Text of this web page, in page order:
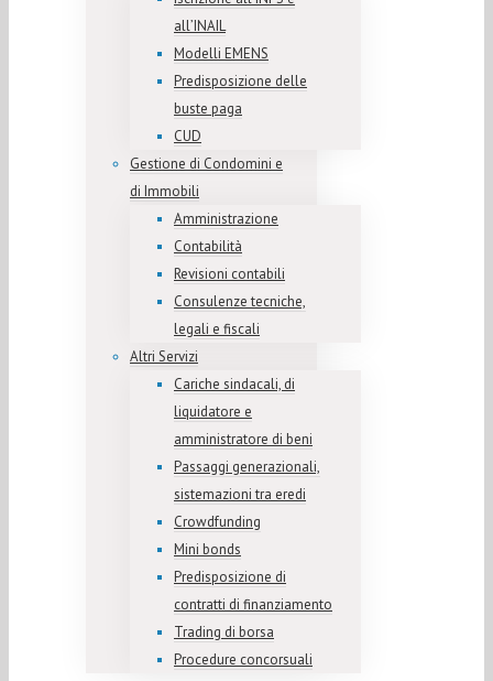
all’INAIL
Modelli EMENS
Predisposizione delle
buste paga
CUD
Gestione di Condomini e
di Immobili
Amministrazione
Contabilità
Revisioni contabili
Consulenze tecniche,
legali e fiscali
Altri Servizi
Cariche sindacali, di
liquidatore e
amministratore di beni
Passaggi generazionali,
sistemazioni tra eredi
Crowdfunding
Mini bonds
Predisposizione di
contratti di finanziamento
Trading di borsa
Procedure concorsuali